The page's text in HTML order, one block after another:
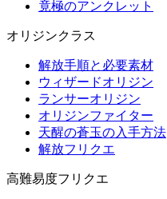
竟極のアンクレット
オリジンクラス
解放手順と必要素材
ウィザードオリジン
ランサーオリジン
オリジンファイター
天醒の蒼玉の入手方法
解放フリクエ
高難易度フリクエ